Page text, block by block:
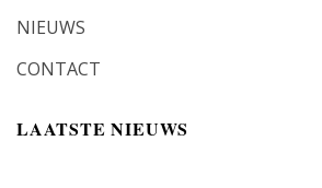
NIEUWS
CONTACT
LAATSTE NIEUWS